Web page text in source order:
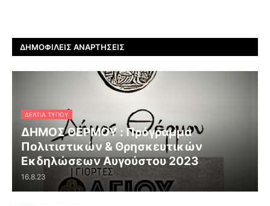
ΔΗΜΟΦΙΛΕΊΣ ΑΝΑΡΤΉΣΕΙΣ
ΔΕΛΤΊΑ ΤΎΠΟΥ
ΔΗΜΟΣ ΘΕΡΜΟΥ : Πρόγραμμα
Πολιτιστικών & Θρησκευτικών
Εκδηλώσεων Αυγούστου 2023
16.8.23